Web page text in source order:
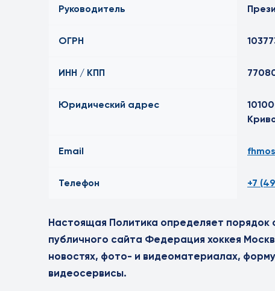
Руководитель
ОГРН
ИНН / КПП
Юридический адрес
Email
Телефон +7
Настоящая Политика определяет
публичного сайта Федерация хоккея
новостях, фото- и видеоматериалах,
видеосервисы.